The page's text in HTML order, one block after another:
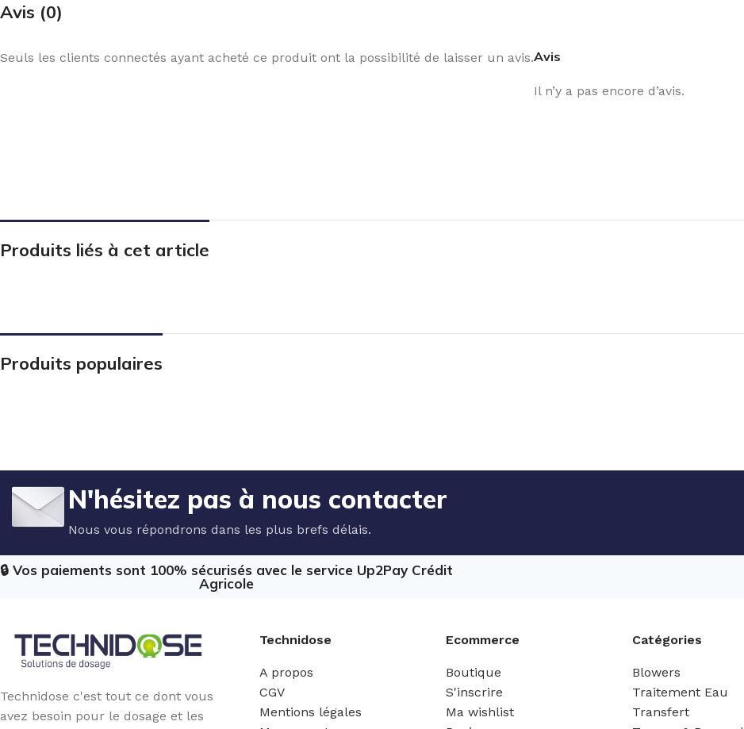
Avis (0)
Avis
Il n’y a pas encore d’avis.
Seuls les clients connectés ayant acheté ce produit ont la possibilité de laisser un avis.
Produits liés à cet article
Produits populaires
N'hésitez pas à nous contacter
Nous vous répondrons dans les plus brefs délais.
🔒 Vos paiements sont 100% sécurisés avec le service Up2Pay Crédit
Agricole
Technidose c'est tout ce dont vous
avez besoin pour le dosage et les
Technidose
A propos
CGV
Mentions légales
Ecommerce
Boutique
S'inscrire
Ma wishlist
Catégories
Blowers
Traitement Eau
Transfert